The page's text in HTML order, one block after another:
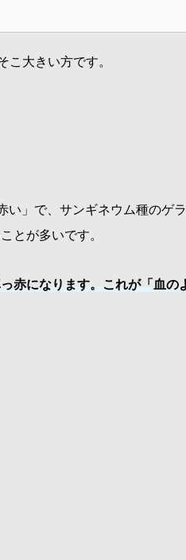
大きい方です。
い」で、サンギネウム種のゲ
とが多いです。
赤になります。これが「血の